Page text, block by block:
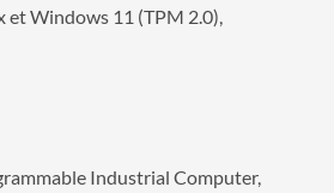
et Windows 11 (TPM 2.0),
Industrial Computer,